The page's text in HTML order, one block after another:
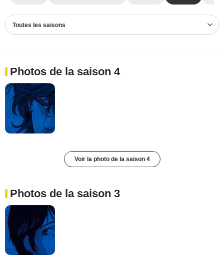
Toutes les saisons
Photos de la saison 4
Voir la photo de la saison 4
Photos de la saison 3